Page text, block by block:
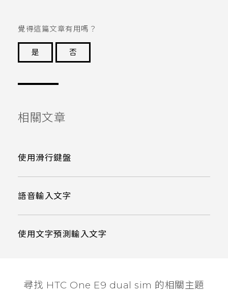
覺得這篇文章有用嗎？
是
否
相關文章
使用滑行鍵盤
語音輸入文字
使用文字預測輸入文字
尋找 HTC One E9 dual sim 的相關主題